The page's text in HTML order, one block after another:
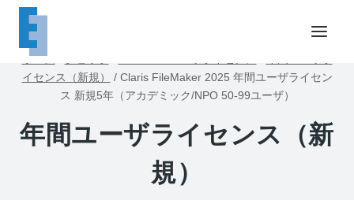
ホーム
イセンス（新規）
/ Claris FileMaker 2025 年間ユーザライセン
ス 新規5年（アカデミック/NPO 50-99ユーザ）
年間ユーザライセンス（新
規）